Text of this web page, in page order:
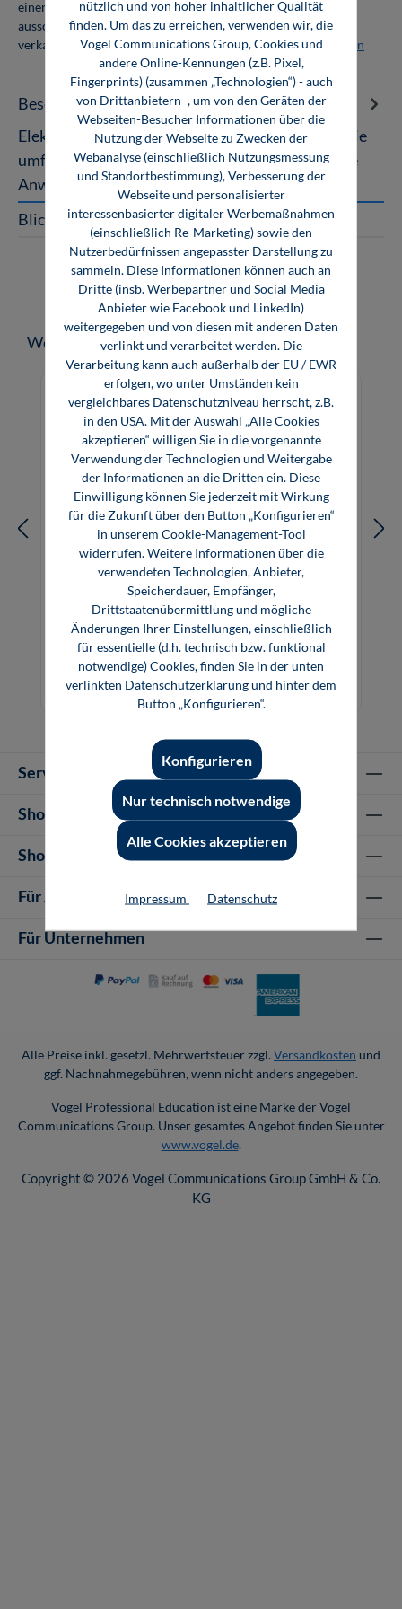
einer Abnahmemenge von 10 Exemplaren. Die Bücher dürfen
ausschließlich für den Eigenbedarf genutzt und nicht weiter
verkauft werden. Weitere Informationen unterFirmenlizenzen
Beschreibung
Elektronik 4: Digitaltechnik Ein Fachbuch über die
umfassenden Grundlagen sowie fortgeschrittene
Anwendungsbereiche der Dig…Mehr
Blick ins Buch
Produktgalerie überspringen
Weitere Medien zum Thema
Elektronik 1: Elektrotechnische
Grundlagen
29,80 €* 29,80 €*
E-Book (PDF)
Service-Hotline
Shop Informationen
Shop-Service
Für Autor-/innen
Für Unternehmen
Alle Preise inkl. gesetzl. Mehrwertsteuer zzgl. Versandkosten und
ggf. Nachnahmegebühren, wenn nicht anders angegeben.
Vogel Professional Education ist eine Marke der Vogel
Communications Group. Unser gesamtes Angebot finden Sie unter
www.vogel.de.
Copyright © 2026 Vogel Communications Group GmbH & Co.
KG
nützlich und von hoher inhaltlicher Qualität
finden. Um das zu erreichen, verwenden wir, die
Vogel Communications Group, Cookies und
andere Online-Kennungen (z.B. Pixel,
Fingerprints) (zusammen „Technologien“) - auch
von Drittanbietern -, um von den Geräten der
Webseiten-Besucher Informationen über die
Nutzung der Webseite zu Zwecken der
Webanalyse (einschließlich Nutzungsmessung
und Standortbestimmung), Verbesserung der
Webseite und personalisierter
interessenbasierter digitaler Werbemaßnahmen
(einschließlich Re-Marketing) sowie den
Nutzerbedürfnissen angepasster Darstellung zu
sammeln. Diese Informationen können auch an
Dritte (insb. Werbepartner und Social Media
Anbieter wie Facebook und LinkedIn)
weitergegeben und von diesen mit anderen Daten
verlinkt und verarbeitet werden. Die
Verarbeitung kann auch außerhalb der EU / EWR
erfolgen, wo unter Umständen kein
vergleichbares Datenschutzniveau herrscht, z.B.
in den USA. Mit der Auswahl „Alle Cookies
akzeptieren“ willigen Sie in die vorgenannte
Verwendung der Technologien und Weitergabe
der Informationen an die Dritten ein. Diese
Einwilligung können Sie jederzeit mit Wirkung
für die Zukunft über den Button „Konfigurieren“
in unserem Cookie-Management-Tool
widerrufen. Weitere Informationen über die
verwendeten Technologien, Anbieter,
Speicherdauer, Empfänger,
Drittstaatenübermittlung und mögliche
Änderungen Ihrer Einstellungen, einschließlich
für essentielle (d.h. technisch bzw. funktional
notwendige) Cookies, finden Sie in der unten
verlinkten Datenschutzerklärung und hinter dem
Button „Konfigurieren“.
Nur technisch notwendige
Konfigurieren
Alle Cookies akzeptieren
Impressum Datenschutz